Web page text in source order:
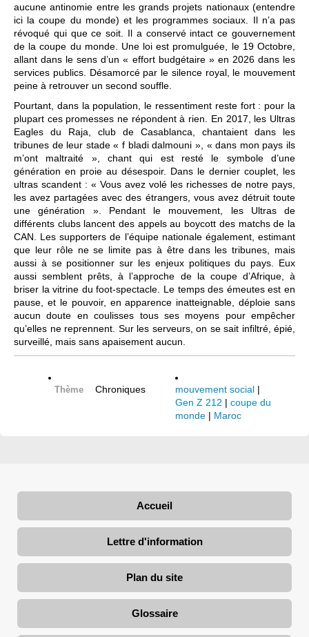
aucune antinomie entre les grands projets nationaux (entendre
ici la coupe du monde) et les programmes sociaux. Il n’a pas
révoqué qui que ce soit. Il a conservé intact ce gouvernement
de la coupe du monde. Une loi est promulguée, le 19 Octobre,
allant dans le sens d’un « effort budgétaire » en 2026 dans les
services publics. Désamorcé par le silence royal, le mouvement
peine à retrouver un second souffle.
Pourtant, dans la population, le ressentiment reste fort : pour la
plupart ces promesses ne répondent à rien. En 2017, les Ultras
Eagles du Raja, club de Casablanca, chantaient dans les
tribunes de leur stade « f bladi dalmouni », « dans mon pays ils
m’ont maltraité », chant qui est resté le symbole d’une
génération en proie au désespoir. Dans le dernier couplet, les
ultras scandent : « Vous avez volé les richesses de notre pays,
les avez partagées avec des étrangers, vous avez détruit toute
une génération ». Pendant le mouvement, les Ultras de
différents clubs lancent des appels au boycott des matchs de la
CAN. Les supporters de l’équipe nationale également, estimant
que leur rôle ne se limite pas à être dans les tribunes, mais
aussi à se positionner sur les enjeux politiques du pays. Eux
aussi semblent prêts, à l’approche de la coupe d’Afrique, à
briser la vitrine du foot-spectacle. Le temps des émeutes est en
pause, et le pouvoir, en apparence inatteignable, déploie sans
aucun doute en coulisses tous ses moyens pour empêcher
qu’elles ne reprennent. Sur les serveurs, on se sait infiltré, épié,
surveillé, mais sans apaisement aucun.
Thème Chroniques mouvement social |
Gen Z 212 | coupe du
monde | Maroc
Accueil
Lettre d'information
Plan du site
Glossaire